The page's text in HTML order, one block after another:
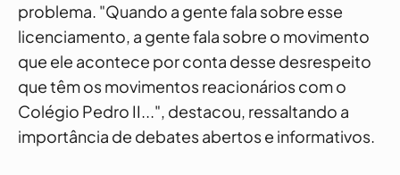
problema. "Quando a gente fala sobre esse
licenciamento, a gente fala sobre o movimento
que ele acontece por conta desse desrespeito
que têm os movimentos reacionários com o
Colégio Pedro II...", destacou, ressaltando a
importância de debates abertos e informativos.